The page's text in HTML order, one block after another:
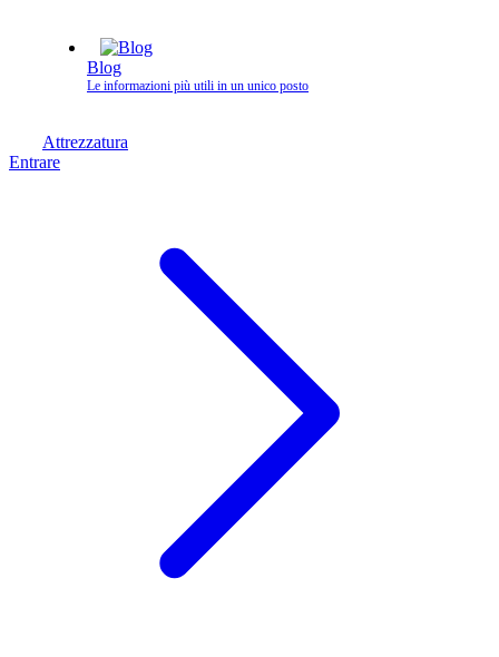
Blog
Le informazioni più utili in un unico posto
Attrezzatura
Entrare